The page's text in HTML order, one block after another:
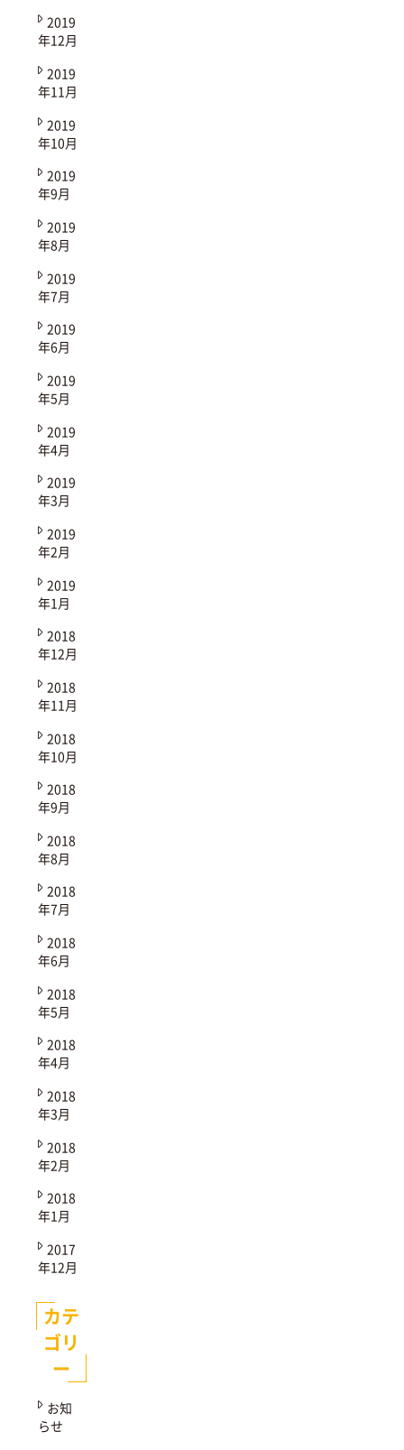
2019
年12月
2019
年11月
2019
年10月
2019
年9月
2019
年8月
2019
年7月
2019
年6月
2019
年5月
2019
年4月
2019
年3月
2019
年2月
2019
年1月
2018
年12月
2018
年11月
2018
年10月
2018
年9月
2018
年8月
2018
年7月
2018
年6月
2018
年5月
2018
年4月
2018
年3月
2018
年2月
2018
年1月
2017
年12月
カテ
ゴリ
ー
お知
らせ